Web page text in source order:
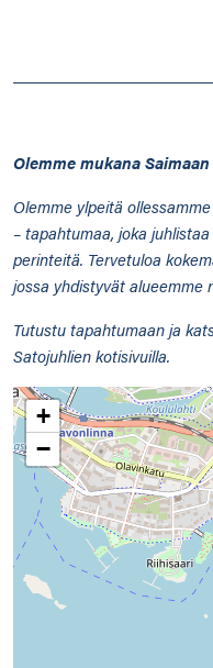
Olemme mukana
Olemme ylpeitä
– tapahtumaa, joka
perinteitä. Tervetuloa
jossa yhdistyvät alueemme
Tutustu tapahtumaan ja
Satojuhlien kotisivuilla.
+
−